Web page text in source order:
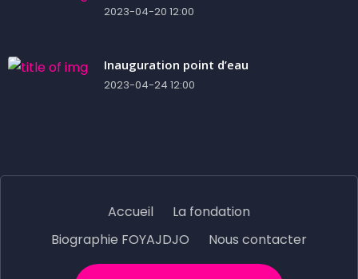
2023-04-20 12:00
Inauguration point d’eau
2023-04-24 12:00
Accueil
La fondation
Biographie FOYAJDJO
Nous contacter